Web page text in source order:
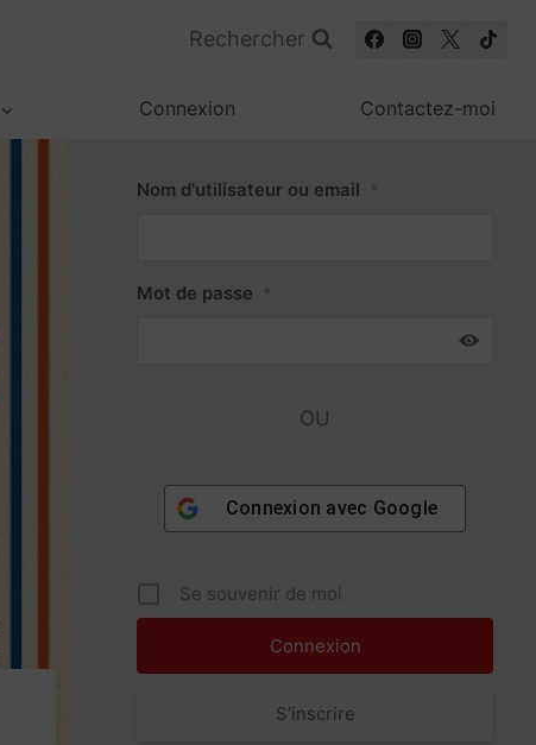
Rechercher
Connexion Contactez-moi
Nom d'utilisateur ou email
Mot de passe
OU
Connexion avec Google
Se souvenir de moi
S’inscrire